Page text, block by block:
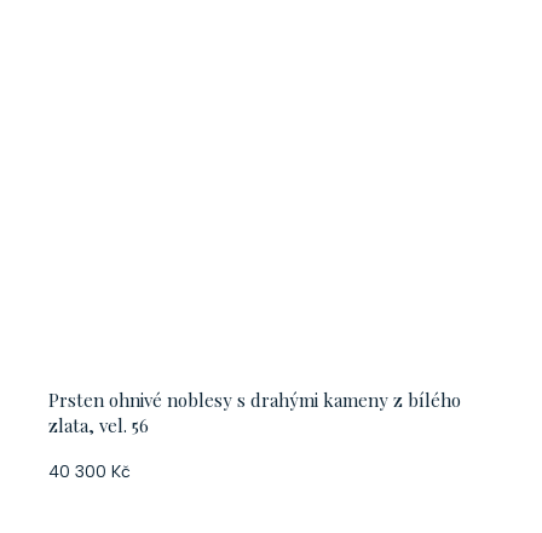
Prsten ohnivé noblesy s drahými kameny z bílého
zlata, vel. 56
40 300 Kč